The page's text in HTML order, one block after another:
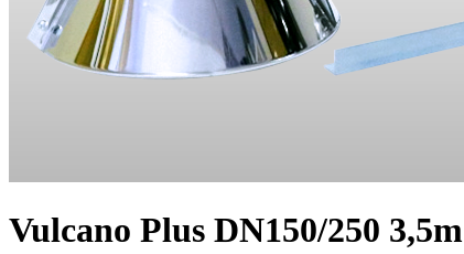
Vulcano Plus DN150/250 3,5m